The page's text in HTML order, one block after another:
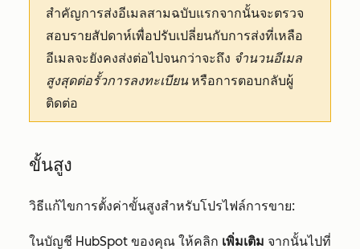
สำคัญการส่งอีเมลสามฉบับแรกจากนั้นจะตรวจ
สอบรายสัปดาห์เพื่อปรับเปลี่ยนกับการส่งที่เหลือ
อีเมลจะยังคงส่งต่อไปจนกว่าจะถึง จำนวนอีเมล
สูงสุดต่อรั้วการลงทะเบียน หรือการตอบกลับผู้
ติดต่อ
ขั้นสูง
วิธีแก้ไขการตั้งค่าขั้นสูงสำหรับโปรไฟล์การขาย:
ในบัญชี HubSpot ของคุณ ให้คลิก เพิ่มเติม จากนั้นไปที่